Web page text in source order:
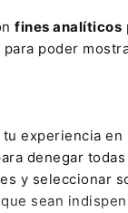
fines analíticos
poder
experiencia en
denegar
y seleccionar
sean
DE
COOPERACIÓN
HUMANOS